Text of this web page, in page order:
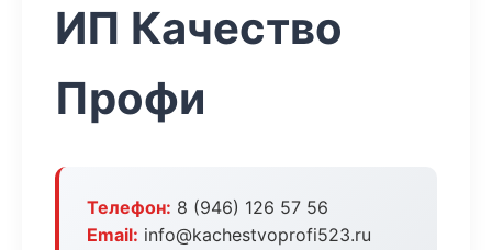
ИП Качество
Профи
Телефон: 8 (946) 126 57 56
Email: info@kachestvoprofi523.ru